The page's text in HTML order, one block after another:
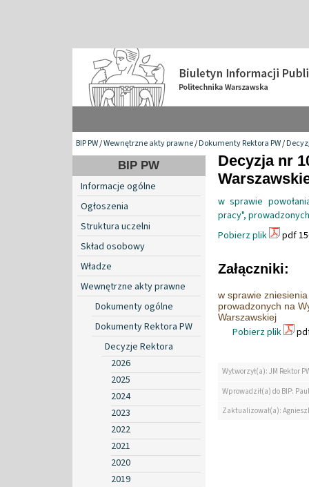
BIP PW/Wewnętrzne akty prawne/Dokumenty Rektora PW/
BIP PW
Informacje ogólne
Ogłoszenia
Struktura uczelni
Skład osobowy
Władze
Wewnętrzne akty prawne
Dokumenty ogólne
Dokumenty Rektora PW
Decyzje Rektora
2026
2025
2024
2023
2022
2021
2020
2019
Decyzja nr
w sprawie
pracy",
Pobierz plik
pdf
Załączniki:
w sprawie
prowadzonych na
Warszawskiej
Pobierz plik
Wytworzył(a): JM Rektor
Wprowadził(a) do BIP:
Zaktualizował(a):